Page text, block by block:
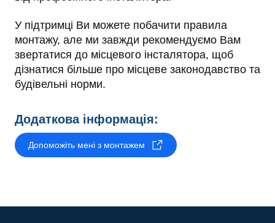
У підтримці Ви можете побачити правила
монтажу, але ми завжди рекомендуємо Вам
звертатися до місцевого інсталятора, щоб
дізнатися більше про місцеве законодавство та
будівельні норми.
Додаткова інформація:
Допоможіть мені з монтажем